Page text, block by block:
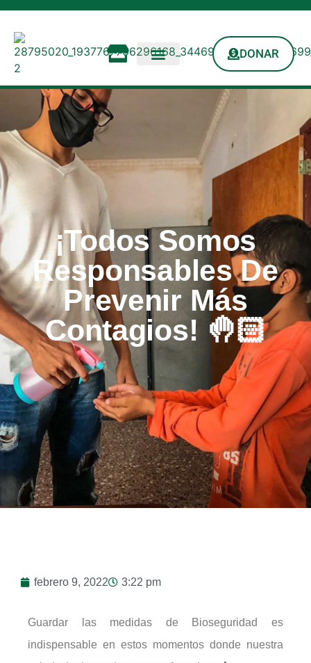
DONAR
¡Todos Somos
Responsables De
Prevenir Más
Contagios! 🤚🏻
febrero 9, 2022 3:22 pm
Guardar las medidas de Bioseguridad es
indispensable en estos momentos donde nuestra